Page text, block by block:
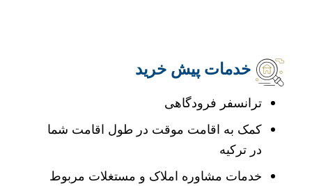
خدمات پیش خرید
ترانسفر فرودگاهی
کمک به اقامت موقت در طول اقامت شما
در ترکیه
خدمات مشاوره املاک و مستغلات مربوط